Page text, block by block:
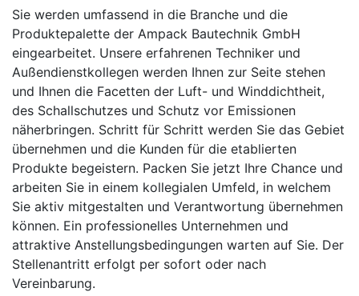
Sie werden umfassend in die Branche und die
Produktepalette der Ampack Bautechnik GmbH
eingearbeitet. Unsere erfahrenen Techniker und
Außendienstkollegen werden Ihnen zur Seite stehen
und Ihnen die Facetten der Luft- und Winddichtheit,
des Schallschutzes und Schutz vor Emissionen
näherbringen. Schritt für Schritt werden Sie das Gebiet
übernehmen und die Kunden für die etablierten
Produkte begeistern. Packen Sie jetzt Ihre Chance und
arbeiten Sie in einem kollegialen Umfeld, in welchem
Sie aktiv mitgestalten und Verantwortung übernehmen
können. Ein professionelles Unternehmen und
attraktive Anstellungsbedingungen warten auf Sie. Der
Stellenantritt erfolgt per sofort oder nach
Vereinbarung.